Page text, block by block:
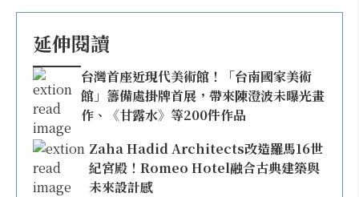
延伸閱讀
台灣首座近現代美術館！「台南國家美術
館」籌備處掛牌首展，帶來陳澄波未曝光畫
作、《甘露水》等200件作品
Zaha Hadid Architects改造羅馬16世
紀宮殿！Romeo Hotel融合古典建築與
未來設計感